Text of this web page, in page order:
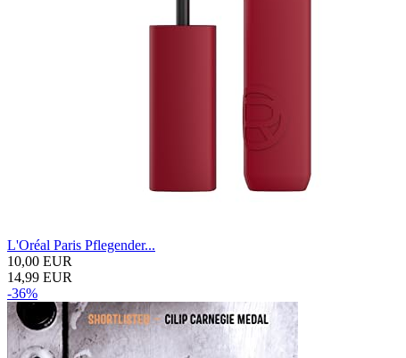
L'Oréal Paris Pflegender...
10,00 EUR
14,99 EUR
-36%